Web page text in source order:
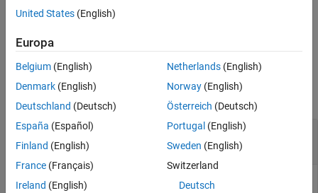
See AlsoTo solve a system of linear equations, use
example
Examples
Compute Reduced Row Echelon Form of
Numeric Matrix
Compute the reduced row echelon form of the magic square
United States (English)
Europa
Belgium (English)
Denmark (English)
Deutschland (Deutsch)
España (Español)
Finland (English)
France (Français)
Ireland (English)
Netherlands(English)
Norway(English)
Österreich (Deutsch)
Portugal (English)
Sweden (English)
Switzerland
Deutsch